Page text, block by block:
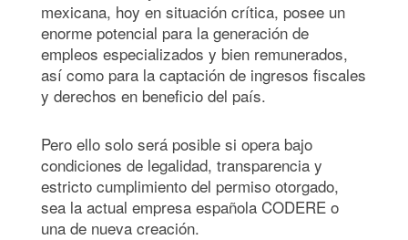
mexicana, hoy en situación crítica, posee un
enorme potencial para la generación de
empleos especializados y bien remunerados,
así como para la captación de ingresos fiscales
y derechos en beneficio del país.
Pero ello solo será posible si opera bajo
condiciones de legalidad, transparencia y
estricto cumplimiento del permiso otorgado,
sea la actual empresa española CODERE o
una de nueva creación.